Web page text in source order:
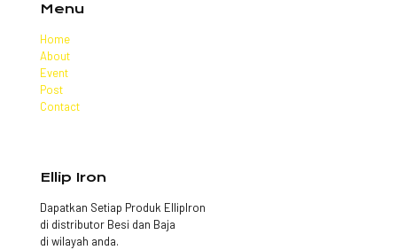
Menu
Home
About
Event
Post
Contact
Ellip Iron
Dapatkan Setiap Produk EllipIron
di distributor Besi dan Baja
di wilayah anda.